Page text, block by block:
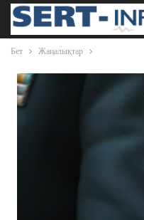
Бет Жаңалықтар